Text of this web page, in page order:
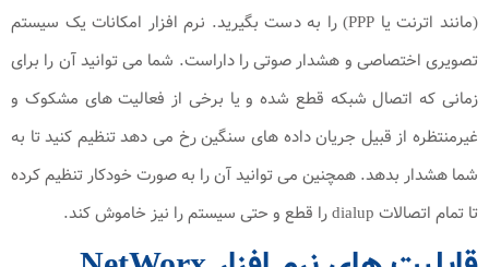
(مانند اترنت یا PPP) را به دست بگیرید. نرم افزار امکانات یک سیستم
تصویری اختصاصی و هشدار صوتی را داراست. شما می توانید آن را برای
زمانی که اتصال شبکه قطع شده و یا برخی از فعالیت های مشکوک و
غیرمنتظره از قبیل جریان داده های سنگین رخ می دهد تنظیم کنید تا به
شما هشدار بدهد. همچنین می توانید آن را به صورت خودکار تنظیم کرده
تا تمام اتصالات dialup را قطع و حتی سیستم را نیز خاموش کند.